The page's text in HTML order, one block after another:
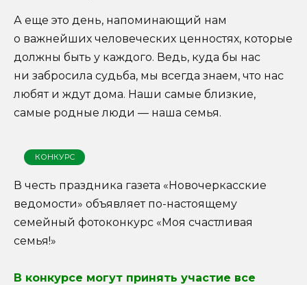
А еще это день, напоминающий нам
о важнейших человеческих ценностях, которые
должны быть у каждого. Ведь, куда бы нас
ни забросила судьба, мы всегда знаем, что нас
любят и ждут дома. Наши самые близкие,
самые родные люди — наша семья.
КОНКУРС
В честь праздника газета «Новочеркасские
ведомости» объявляет по-настоящему
семейный фотоконкурс «Моя счастливая
семья!»
В конкурсе могут принять участие все